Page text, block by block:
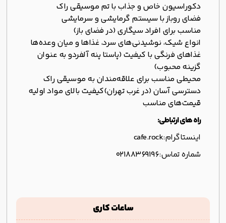
دکوراسیون خاص و جذاب با تم موسیقی راک
فضای روباز با سیستم گرمایشی و سرمایشی
مناسب برای افراد سیگاری (در فضای باز)
انواع شیک، نوشیدنی‌های سرد، غذاها و میان وعده‌ها
غذاهای فرنگی با کیفیت (پاستا پنه آلفردو به عنوان
گزینه محبوب)
محیطی مناسب برای علاقه‌مندان به موسیقی راک
دسترسی آسان (در غرب تهران)کیفیت بالای مواد اولیه
قیمت‌های مناسب
راه های ارتباطی:
اینستاگرام:cafe.rock
شماره تماس:02188369196
ساعات کاری